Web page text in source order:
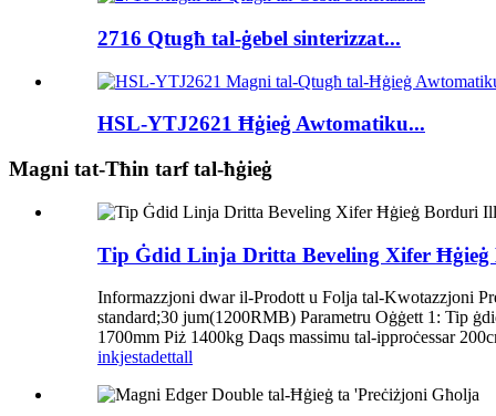
2716 Qtugħ tal-ġebel sinterizzat...
HSL-YTJ2621 Ħġieġ Awtomatiku...
Magni tat-Tħin tarf tal-ħġieġ
Tip Ġdid Linja Dritta Beveling Xifer
Informazzjoni dwar il-Prodott u Folja tal-Kwotazzjoni
standard;30 jum(1200RMB) Parametru Oġġett 1: Tip
1700mm Piż 1400kg Daqs massimu tal-ipproċessar
inkjestadettall